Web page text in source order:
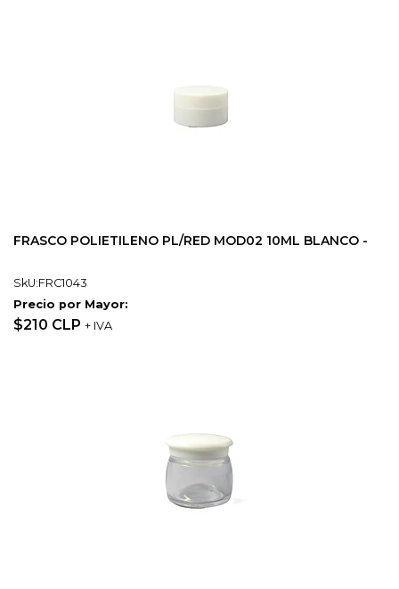
FRASCO POLIETILENO PL/RED MOD02 10ML BLANCO -
SkU:FRC1043
Precio por Mayor:
$210 CLP + IVA